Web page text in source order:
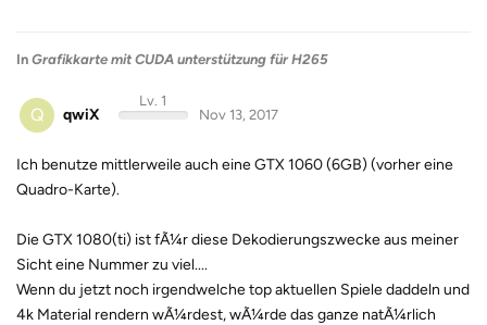
In Grafikkarte mit CUDA unterstützung für H265
Q qwiX
Lv. 1
Nov 13, 2017
Ich benutze mittlerweile auch eine GTX 1060 (6GB) (vorher eine
Quadro-Karte).
Die GTX 1080(ti) ist fÃ¼r diese Dekodierungszwecke aus meiner
Sicht eine Nummer zu viel....
Wenn du jetzt noch irgendwelche top aktuellen Spiele daddeln und
4k Material rendern wÃ¼rdest, wÃ¼rde das ganze natÃ¼rlich